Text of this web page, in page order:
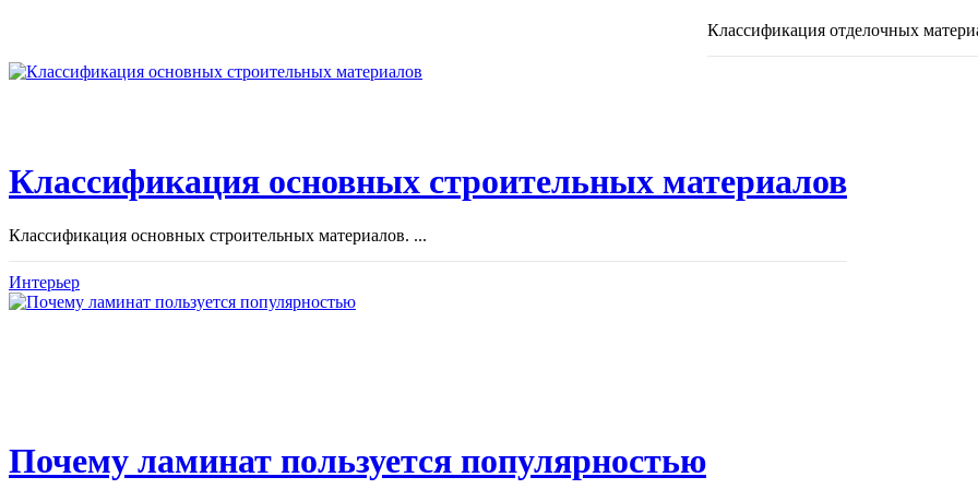
Классификация отделочных
Классификация основных строительных материалов
Классификация основных строительных материалов. ...
Интерьер
Почему ламинат пользуется популярностью